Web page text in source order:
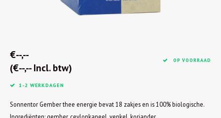
€--,--
(€--,-- Incl. btw)
OP VOORRAAD
1-2 WERKDAGEN
Sonnentor Gember thee energie bevat 18 zakjes en is 100% biologische.